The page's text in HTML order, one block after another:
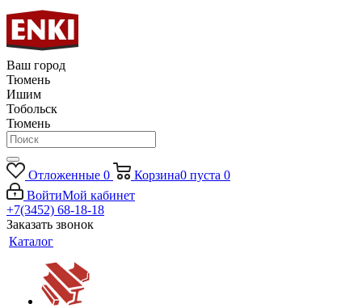
Ваш город
Тюмень
Ишим
Тобольск
Тюмень
Отложенные 0 Корзина0 пуста 0
ВойтиМой кабинет
+7(3452) 68-18-18
Заказать звонок
Каталог